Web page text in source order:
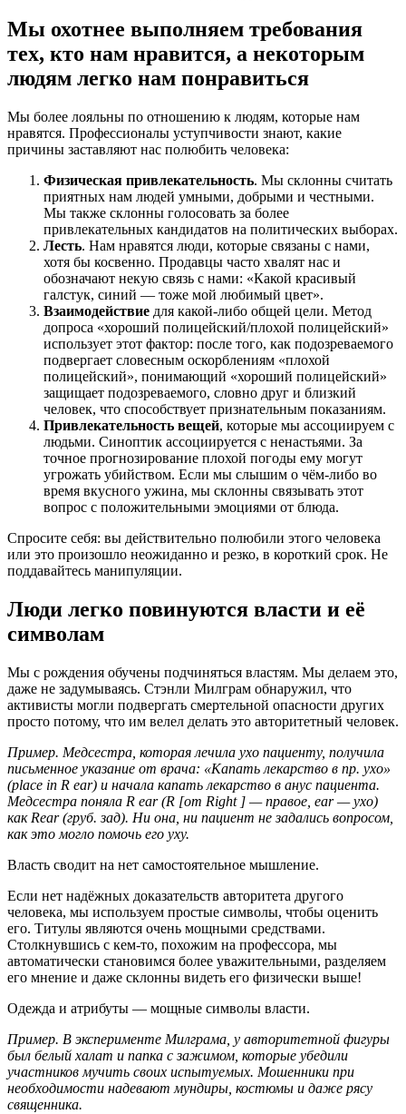
Мы охотнее выполняем требования
тех, кто нам нравится, а некоторым
людям легко нам понравиться
Мы более лояльны по отношению к людям, которые нам
нравятся. Профессионалы уступчивости знают, какие
причины заставляют нас полюбить человека:
Физическая привлекательность. Мы склонны считать
приятных нам людей умными, добрыми и честными.
Мы также склонны голосовать за более
привлекательных кандидатов на политических выборах.
Лесть. Нам нравятся люди, которые связаны с нами,
хотя бы косвенно. Продавцы часто хвалят нас и
обозначают некую связь с нами: «Какой красивый
галстук, синий — тоже мой любимый цвет».
Взаимодействие для какой-либо общей цели. Метод
допроса «хороший полицейский/плохой полицейский»
использует этот фактор: после того, как подозреваемого
подвергает словесным оскорблениям «плохой
полицейский», понимающий «хороший полицейский»
защищает подозреваемого, словно друг и близкий
человек, что способствует признательным показаниям.
Привлекательность вещей, которые мы ассоциируем с
людьми. Синоптик ассоциируется с ненастьями. За
точное прогнозирование плохой погоды ему могут
угрожать убийством. Если мы слышим о чём-либо во
время вкусного ужина, мы склонны связывать этот
вопрос с положительными эмоциями от блюда.
Спросите себя: вы действительно полюбили этого человека
или это произошло неожиданно и резко, в короткий срок. Не
поддавайтесь манипуляции.
Люди легко повинуются власти и её
символам
Мы с рождения обучены подчиняться властям. Мы делаем это,
даже не задумываясь. Стэнли Милграм обнаружил, что
активисты могли подвергать смертельной опасности других
просто потому, что им велел делать это авторитетный человек.
Пример. Медсестра, которая лечила ухо пациенту, получила
письменное указание от врача: «Капать лекарство в пр. ухо»
(place in R ear) и начала капать лекарство в анус пациента.
Медсестра поняла R ear (R [от Right ] — правое, ear — ухо)
как Rear (груб. зад). Ни она, ни пациент не задались вопросом,
как это могло помочь его уху.
Власть сводит на нет самостоятельное мышление.
Если нет надёжных доказательств авторитета другого
человека, мы используем простые символы, чтобы оценить
его. Титулы являются очень мощными средствами.
Столкнувшись с кем-то, похожим на профессора, мы
автоматически становимся более уважительными, разделяем
его мнение и даже склонны видеть его физически выше!
Одежда и атрибуты — мощные символы власти.
Пример. В эксперименте Милграма, у авторитетной фигуры
был белый халат и папка с зажимом, которые убедили
участников мучить своих испытуемых. Мошенники при
необходимости надевают мундиры, костюмы и даже рясу
священника.